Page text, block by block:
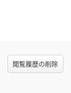
閲覧履歴の削除